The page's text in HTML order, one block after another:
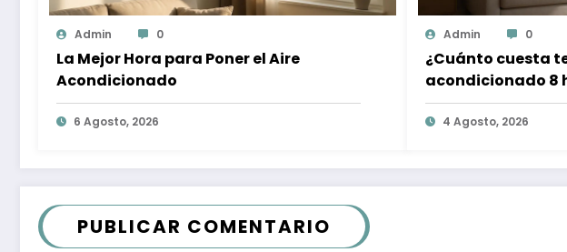
Admin 0
La Mejor Hora para Poner el Aire
Acondicionado
6 Agosto, 2026
Admin 0
¿Cuánto cuesta
acondicionado 8
4 Agosto, 2026
PUBLICAR COMENTARIO